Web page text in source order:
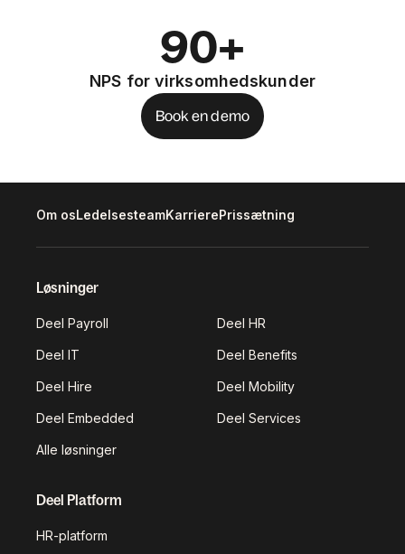
90+
NPS for virksomhedskunder
Book en demo
Om osLedelsesteamKarrierePrissætning
Løsninger
Deel Payroll Deel HR
Deel IT Deel Benefits
Deel Hire Deel Mobility
Deel Embedded Deel Services
Alle løsninger
Deel Platform
HR-platform